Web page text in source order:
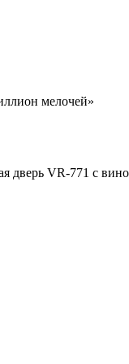
мелочей»
дверь VR-771 с